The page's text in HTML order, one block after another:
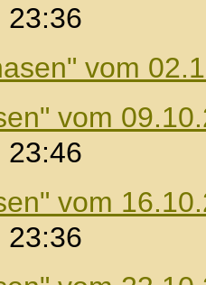
23:36
vom
vom
23:46
vom
23:36